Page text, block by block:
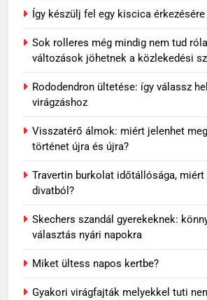
Így készülj fel egy kiscica érkezésére
Sok rolleres még mindig nem tud
változások jöhetnek a közlekedési
Rododendron ültetése: így válassz
virágzáshoz
Visszatérő álmok: miért jelenhet
történet újra és újra?
Travertin burkolat időtállósága, miért
divatból?
Skechers szandál gyerekeknek:
választás nyári napokra
Miket ültess napos kertbe?
Gyakori virágfajták melyekkel tuti
MINDENNAPOK
7
Travertin
miért nem megy
8
könnyű,
1
kiesik a fogad?
MINDENNAPOK